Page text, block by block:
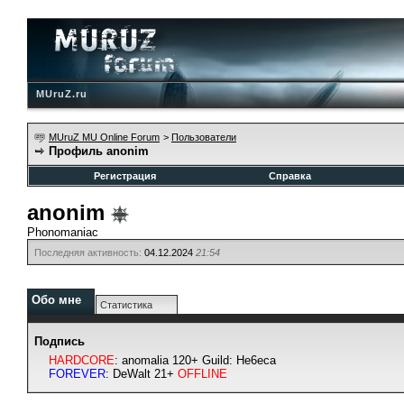
MUruZ.ru
MUruZ MU Online Forum > Пользователи
Профиль anonim
Регистрация
Справка
anonim
Phonomaniac
Последняя активность: 04.12.2024 21:54
Обо мне Статистика
Подпись
HARDCORE: anomalia 120+ Guild: He6eca
FOREVER: DeWalt 21+ OFFLINE